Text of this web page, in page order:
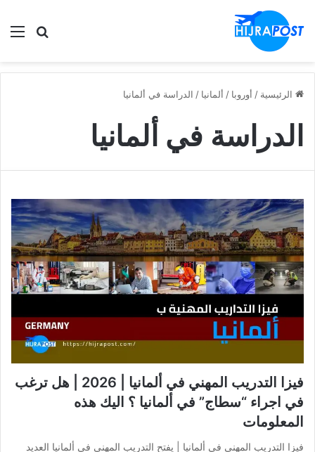
ابحث
الرئيسية / أوروبا / ألمانيا / الدراسة في ألمانيا
الدراسة في ألمانيا
فيزا التدريب المهني في ألمانيا | 2026 | هل ترغب
في اجراء “سطاج” في ألمانيا ؟ اليك هذه
المعلومات
فيزا التدريب المهني في ألمانيا | يفتح التدريب المهني في ألمانيا العديد